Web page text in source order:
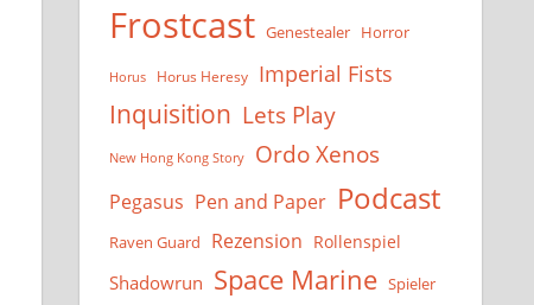
Frostcast Genestealer Horror
Horus Horus Heresy Imperial Fists
Inquisition Lets Play
New Hong Kong Story Ordo Xenos
Pegasus Pen and Paper Podcast
Raven Guard Rezension Rollenspiel
Shadowrun Space Marine Spieler